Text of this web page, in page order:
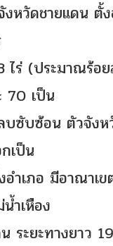
งหวัดชายแดน
ไร่ (ประมาณร้
70 เป็น
บซับซ้อน ตัวจัง
เป็น
ำเภอ มีอาณาเ
ำเหือง
ระยะทางยาว